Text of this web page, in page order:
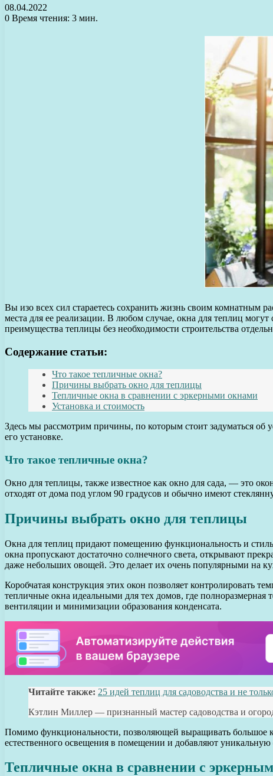
08.04.2022
0 Время чтения: 3 мин.
Вы изо всех сил стараетесь сохранить жизнь своим комнатным
места для ее реализации. В любом случае, окна для теплиц
преимущества теплицы без необходимости строительства
Содержание статьи:
Что такое тепличные окна?
Причины выбрать окно для теплицы
Тепличные окна в сравнении с эркерными окнами
Установка и стоимость
Здесь мы рассмотрим причины, по которым стоит задуматься
его установке.
Что такое тепличные окна?
Окно для теплицы, также известное как окно для сада, — это
отходят от дома под углом 90 градусов и обычно имеют
Причины выбрать окно для теплицы
Окна для теплиц придают помещению функциональность и
окна пропускают достаточно солнечного света, открывают
даже небольших овощей. Это делает их очень популярными на
Коробчатая конструкция этих окон позволяет контролировать
тепличные окна идеальными для тех домов, где
вентиляции и минимизации образования конденсата.
Читайте также: 25 идей теплиц для садоводства и не
Кэтлин Миллер — признанный мастер садоводства и
Помимо функциональности, позволяющей выращивать большое
естественного освещения в помещении и добавляют
Тепличные окна в сравнении с